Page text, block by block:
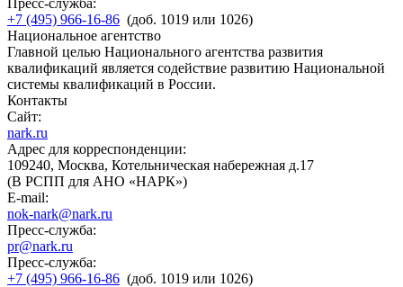
Пресс-служба:
+7 (495) 966-16-86 (доб. 1019 или 1026)
Национальное агентство
Главной целью Национального агентства развития
квалификаций является содействие развитию Национальной
системы квалификаций в России.
Контакты
Сайт:
nark.ru
Адрес для корреспонденции:
109240, Москва, Котельническая набережная д.17
(В РСПП для АНО «НАРК»)
E-mail:
nok-nark@nark.ru
Пресс-служба:
pr@nark.ru
Пресс-служба:
+7 (495) 966-16-86 (доб. 1019 или 1026)